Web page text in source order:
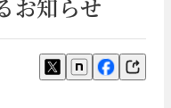
お知らせ